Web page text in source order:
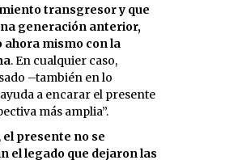
transgresor y que
generación anterior,
ahora mismo con la
. En cualquier caso,
–también en lo
a encarar el presente
más amplia”.
el presente no se
el legado que dejaron las